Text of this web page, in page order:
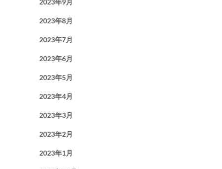
2023年9月
2023年8月
2023年7月
2023年6月
2023年5月
2023年4月
2023年3月
2023年2月
2023年1月